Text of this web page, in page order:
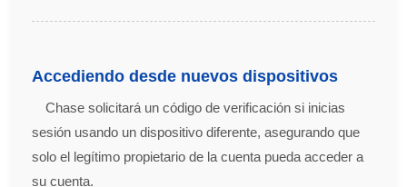
Accediendo desde nuevos dispositivos
Chase solicitará un código de verificación si inicias
sesión usando un dispositivo diferente, asegurando que
solo el legítimo propietario de la cuenta pueda acceder a
su cuenta.